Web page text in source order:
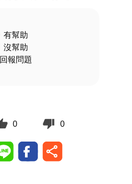
有幫助
沒幫助
回報問題
0 0